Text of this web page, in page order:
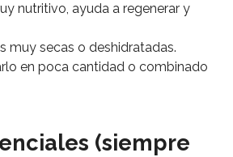
nutritivo, ayuda a regenerar y
muy secas o deshidratadas.
en poca cantidad o combinado
(siempre